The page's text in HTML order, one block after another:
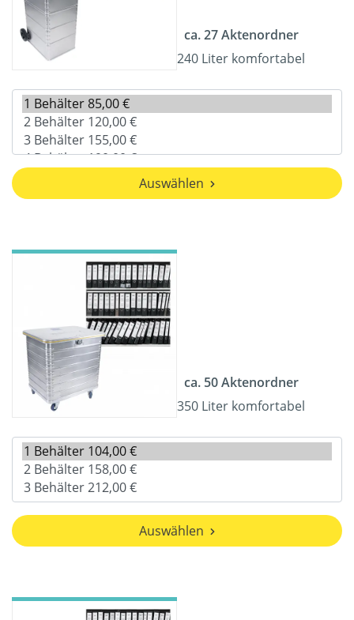
ca. 27 Aktenordner
240 Liter komfortabel
Auswählen
ca. 50 Aktenordner
350 Liter komfortabel
Auswählen